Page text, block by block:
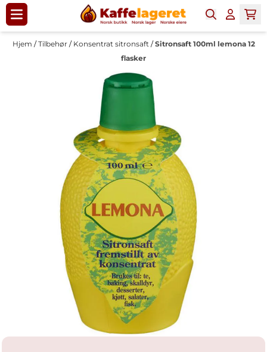
Hopp til innhold
Hjem /Tilbehør / Konsentrat sitronsaft /Sitronsaft 100ml lemona 12
flasker